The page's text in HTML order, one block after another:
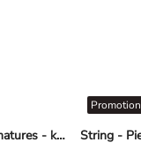
Brassière - Sans armatures - khaki
Promotion